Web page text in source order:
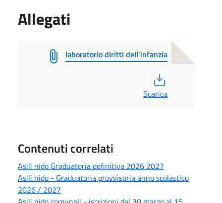
Allegati
laboratorio diritti dell'infanzia
Scarica
Contenuti correlati
Asili nido Graduatoria definitiva 2026 2027
Asili nido - Graduatoria provvisoria anno scolastico
2026 / 2027